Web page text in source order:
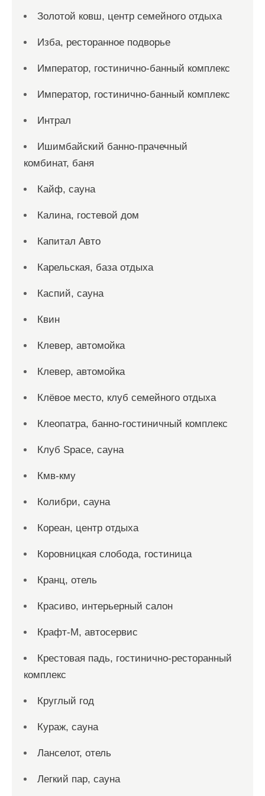
Золотой ковш, центр семейного отдыха
Изба, ресторанное подворье
Император, гостинично-банный комплекс
Император, гостинично-банный комплекс
Интрал
Ишимбайский банно-прачечный
комбинат, баня
Кайф, сауна
Калина, гостевой дом
Капитал Авто
Карельская, база отдыха
Каспий, сауна
Квин
Клевер, автомойка
Клевер, автомойка
Клёвое место, клуб семейного отдыха
Клеопатра, банно-гостиничный комплекс
Клуб Space, сауна
Кмв-кму
Колибри, сауна
Кореан, центр отдыха
Коровницкая слобода, гостиница
Кранц, отель
Красиво, интерьерный салон
Крафт-М, автосервис
Крестовая падь, гостинично-ресторанный
комплекс
Круглый год
Кураж, сауна
Ланселот, отель
Легкий пар, сауна